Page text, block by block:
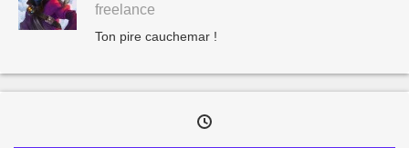
freelance
Ton pire cauchemar !